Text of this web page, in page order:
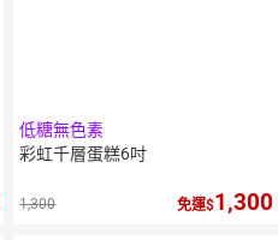
低糖無色素
彩虹千層蛋糕6吋
1,300 免運 1,300